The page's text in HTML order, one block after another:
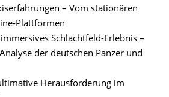
– Vom stationären
Plattformen
Schlachtfeld-Erlebnis –
der deutschen Panzer und
Herausforderung im